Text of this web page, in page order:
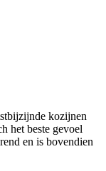
kozijnen
het beste gevoel
en is bovendien